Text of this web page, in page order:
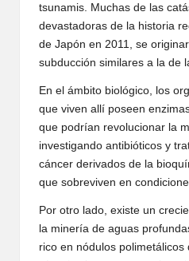
tsunamis. Muchas de las
devastadoras de la historia
de Japón en 2011, se
subducción similares a la de
En el ámbito biológico, los
que viven allí poseen
que podrían revolucionar la
investigando antibióticos y
cáncer derivados de la
que sobreviven en
Por otro lado, existe un
la minería de aguas
rico en nódulos polimetálicos